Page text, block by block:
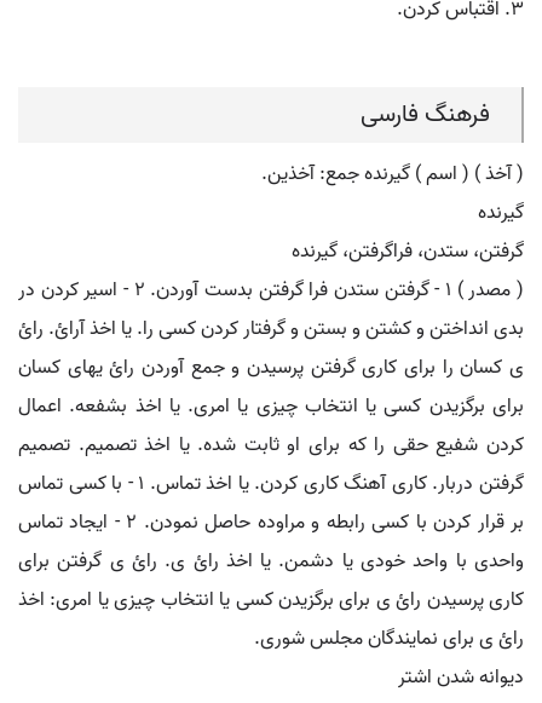
۳. اقتباس کردن.
فرهنگ فارسی
( آخذ ) ( اسم ) گیرنده جمع: آخذین.
گیرنده
گرفتن، ستدن، فراگرفتن، گیرنده
( مصدر ) ۱ - گرفتن ستدن فرا گرفتن بدست آوردن. ۲ - اسیر کردن در
بدی انداختن و کشتن و بستن و گرفتار کردن کسی را. یا اخذ آرائ. رائ
ی کسان را برای کاری گرفتن پرسیدن و جمع آوردن رائ یهای کسان
برای برگزیدن کسی یا انتخاب چیزی یا امری. یا اخذ بشفعه. اعمال
کردن شفیع حقی را که برای او ثابت شده. یا اخذ تصمیم. تصمیم
گرفتن دربار. کاری آهنگ کاری کردن. یا اخذ تماس. ۱ - با کسی تماس
بر قرار کردن با کسی رابطه و مراوده حاصل نمودن. ۲ - ایجاد تماس
واحدی با واحد خودی یا دشمن. یا اخذ رائ ی. رائ ی گرفتن برای
کاری پرسیدن رائ ی برای برگزیدن کسی یا انتخاب چیزی یا امری: اخذ
رائ ی برای نمایندگان مجلس شوری.
دیوانه شدن اشتر